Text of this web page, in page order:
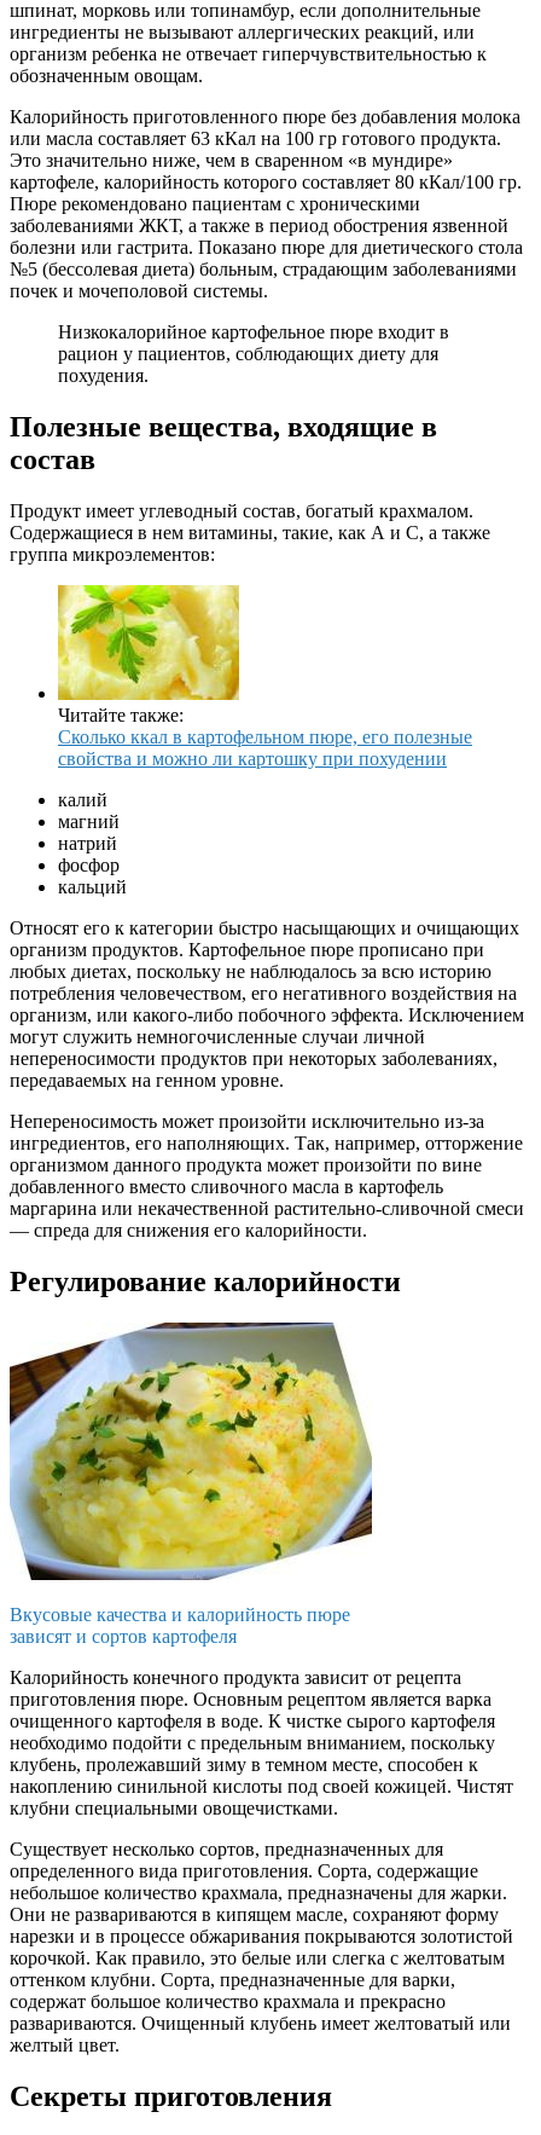
шпинат, морковь или топинамбур, если дополнительные
ингредиенты не вызывают аллергических реакций, или
организм ребенка не отвечает гиперчувствительностью к
обозначенным овощам.
Калорийность приготовленного пюре без добавления молока
или масла составляет 63 кКал на 100 гр готового продукта.
Это значительно ниже, чем в сваренном «в мундире»
картофеле, калорийность которого составляет 80 кКал/100 гр.
Пюре рекомендовано пациентам с хроническими
заболеваниями ЖКТ, а также в период обострения язвенной
болезни или гастрита. Показано пюре для диетического стола
№5 (бессолевая диета) больным, страдающим заболеваниями
почек и мочеполовой системы.
Низкокалорийное картофельное пюре входит в
рацион у пациентов, соблюдающих диету для
похудения.
Полезные вещества, входящие в
состав
Продукт имеет углеводный состав, богатый крахмалом.
Содержащиеся в нем витамины, такие, как А и С, а также
группа микроэлементов:
Читайте также:
Сколько ккал в картофельном пюре, его полезные
свойства и можно ли картошку при похудении
калий
магний
натрий
фосфор
кальций
Относят его к категории быстро насыщающих и очищающих
организм продуктов. Картофельное пюре прописано при
любых диетах, поскольку не наблюдалось за всю историю
потребления человечеством, его негативного воздействия на
организм, или какого-либо побочного эффекта. Исключением
могут служить немногочисленные случаи личной
непереносимости продуктов при некоторых заболеваниях,
передаваемых на генном уровне.
Непереносимость может произойти исключительно из-за
ингредиентов, его наполняющих. Так, например, отторжение
организмом данного продукта может произойти по вине
добавленного вместо сливочного масла в картофель
маргарина или некачественной растительно-сливочной смеси
— спреда для снижения его калорийности.
Регулирование калорийности
Вкусовые качества и калорийность пюре
зависят и сортов картофеля
Калорийность конечного продукта зависит от рецепта
приготовления пюре. Основным рецептом является варка
очищенного картофеля в воде. К чистке сырого картофеля
необходимо подойти с предельным вниманием, поскольку
клубень, пролежавший зиму в темном месте, способен к
накоплению синильной кислоты под своей кожицей. Чистят
клубни специальными овощечистками.
Существует несколько сортов, предназначенных для
определенного вида приготовления. Сорта, содержащие
небольшое количество крахмала, предназначены для жарки.
Они не развариваются в кипящем масле, сохраняют форму
нарезки и в процессе обжаривания покрываются золотистой
корочкой. Как правило, это белые или слегка с желтоватым
оттенком клубни. Сорта, предназначенные для варки,
содержат большое количество крахмала и прекрасно
развариваются. Очищенный клубень имеет желтоватый или
желтый цвет.
Секреты приготовления